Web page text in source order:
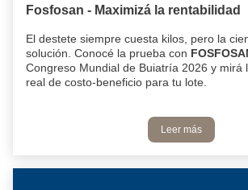
Leer más
Fosfosan - Maximizá la rentabilidad
El destete siempre cuesta kilos, pero la
solución. Conocé la prueba con
Congreso Mundial de Buiatría 2026 y mirá
real de costo-beneficio para tu lote.